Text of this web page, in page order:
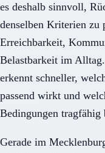
es deshalb sinnvoll,
denselben Kriterien zu
Erreichbarkeit,
Belastbarkeit im
erkennt schneller,
passend wirkt und
Bedingungen tragfähig
Gerade im